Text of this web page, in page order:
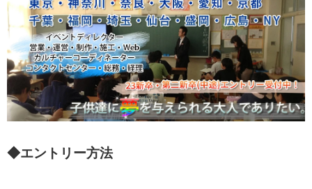
◆エントリー方法